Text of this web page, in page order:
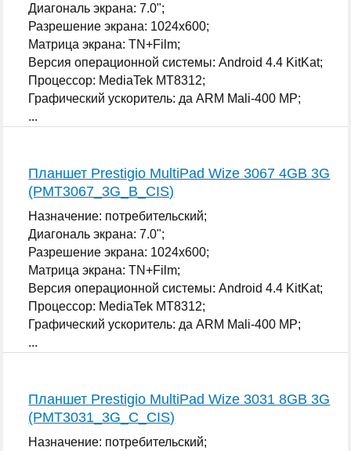
Диагональ экрана: 7.0";
Разрешение экрана: 1024x600;
Матрица экрана: TN+Film;
Версия операционной системы: Android 4.4 KitKat;
Процессор: MediaTek MT8312;
Графический ускоритель: да ARM Mali-400 MP;
...
Планшет Prestigio MultiPad Wize 3067 4GB 3G
(PMT3067_3G_B_CIS)
Назначение: потребительский;
Диагональ экрана: 7.0";
Разрешение экрана: 1024x600;
Матрица экрана: TN+Film;
Версия операционной системы: Android 4.4 KitKat;
Процессор: MediaTek MT8312;
Графический ускоритель: да ARM Mali-400 MP;
...
Планшет Prestigio MultiPad Wize 3031 8GB 3G
(PMT3031_3G_C_CIS)
Назначение: потребительский;